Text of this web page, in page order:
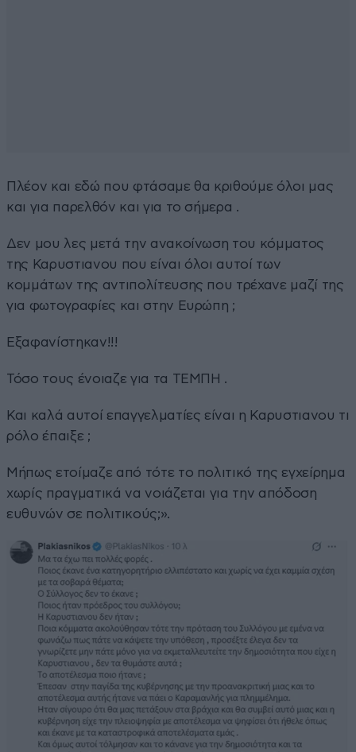
Πλέον και εδώ που φτάσαμε θα κριθούμε όλοι μας
και για παρελθόν και για το σήμερα .
Δεν μου λες μετά την ανακοίνωση του κόμματος
της Καρυστιανου που είναι όλοι αυτοί των
κομμάτων της αντιπολίτευσης που τρέχανε μαζί της
για φωτογραφίες και στην Ευρώπη ;
Εξαφανίστηκαν!!!
Τόσο τους ένοιαζε για τα ΤΕΜΠΗ .
Και καλά αυτοί επαγγελματίες είναι η Καρυστιανου τι
ρόλο έπαιξε ;
Μήπως ετοίμαζε από τότε το πολιτικό της εγχείρημα
χωρίς πραγματικά να νοιάζεται για την απόδοση
ευθυνών σε πολιτικούς;».